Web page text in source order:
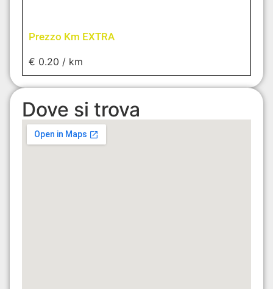
Prezzo Km EXTRA
€ 0.20 / km
Dove si trova